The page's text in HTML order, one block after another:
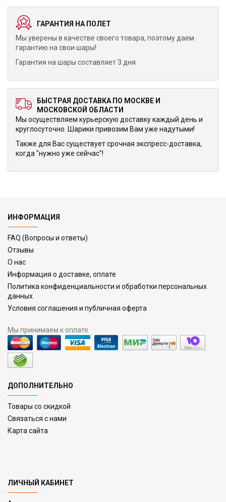
ГАРАНТИЯ НА ПОЛЕТ
Мы уверены в качестве своего товара, поэтому даем
гарантию на свои шары!
Гарантия на шары составляет 3 дня
БЫСТРАЯ ДОСТАВКА ПО МОСКВЕ И
МОСКОВСКОЙ ОБЛАСТИ
Мы осуществляем курьерскую доставку каждый день и
круглосуточно. Шарики привозим Вам уже надутыми!
Также для Вас существует срочная экспресс-доставка,
когда "нужно уже сейчас"!
ИНФОРМАЦИЯ
FAQ (Вопросы и ответы)
Отзывы
О нас
Информация о доставке, оплате
Политика конфиденциальности и обработки персональных
данных
Условия соглашения и публичная оферта
Мы принимаем к оплате
ДОПОЛНИТЕЛЬНО
Товары со скидкой
Связаться с нами
Карта сайта
ЛИЧНЫЙ КАБИНЕТ